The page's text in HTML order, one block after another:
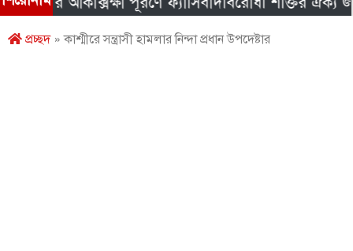
প্রচ্ছদ» কাশ্মীরে সন্ত্রাসী হামলার নিন্দা প্রধান উপদেষ্টার